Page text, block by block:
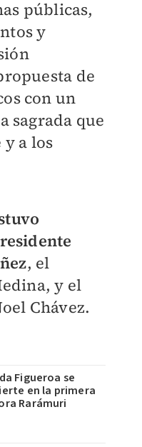
públicas,
y
de
con un
sagrada que
a los
, el
y el
Chávez.
Figueroa se
en la primera
Rarámuri